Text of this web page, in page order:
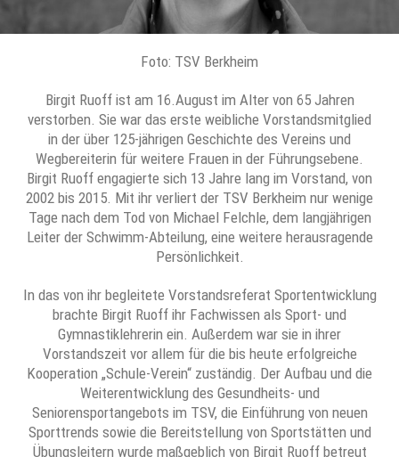
Foto: TSV Berkheim
Birgit Ruoff ist am 16.August im Alter von 65 Jahren
verstorben. Sie war das erste weibliche Vorstandsmitglied
in der über 125-jährigen Geschichte des Vereins und
Wegbereiterin für weitere Frauen in der Führungsebene.
Birgit Ruoff engagierte sich 13 Jahre lang im Vorstand, von
2002 bis 2015. Mit ihr verliert der TSV Berkheim nur wenige
Tage nach dem Tod von Michael Felchle, dem langjährigen
Leiter der Schwimm-Abteilung, eine weitere herausragende
Persönlichkeit.
In das von ihr begleitete Vorstandsreferat Sportentwicklung
brachte Birgit Ruoff ihr Fachwissen als Sport- und
Gymnastiklehrerin ein. Außerdem war sie in ihrer
Vorstandszeit vor allem für die bis heute erfolgreiche
Kooperation „Schule-Verein“ zuständig. Der Aufbau und die
Weiterentwicklung des Gesundheits- und
Seniorensportangebots im TSV, die Einführung von neuen
Sporttrends sowie die Bereitstellung von Sportstätten und
Übungsleitern wurde maßgeblich von Birgit Ruoff betreut